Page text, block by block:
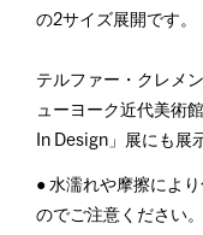
の2サイズ展開です。
テルファー・クレメ
ューヨーク近代美術
In Design」展にも展
● 水濡れや摩擦によ
のでご注意ください。